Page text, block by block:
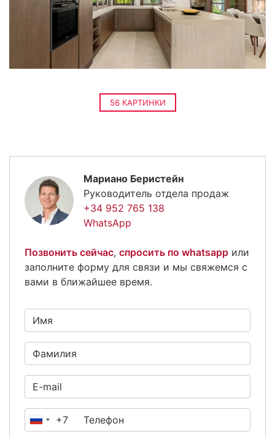
56 КАРТИНКИ
Мариано Беристейн
Руководитель отдела продаж
+34 952 765 138
WhatsApp
Позвонить сейчас, спросить по whatsapp или
заполните форму для связи и мы свяжемся с
вами в ближайшее время.
Россия
+7